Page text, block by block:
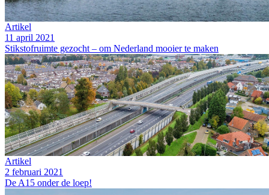
Artikel
11 april 2021
Stikstofruimte gezocht – om Nederland mooier te maken
Artikel
2 februari 2021
De A15 onder de loep!